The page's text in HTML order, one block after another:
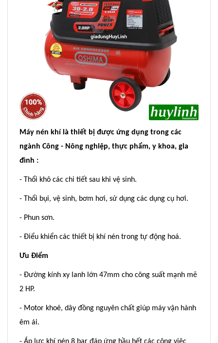
Máy nén khí là thiết bị được ứng dụng trong các
ngành Công - Nông nghiệp, thực phẩm, y khoa, gia
đình :
- Thổi khô các chi tiết sau khi vệ sinh.
- Thổi bụi, vệ sinh, bơm hơi, sử dụng các dụng cụ hơi.
- Phun sơn.
- Điểu khiển các thiết bị khí nén trong tự động hoá.
Ưu Điểm
- Đường kính xy lanh lớn 47mm cho công suất mạnh mẽ
2 HP.
- Motor khoẻ, dây đồng nguyên chất giúp máy vận hành
êm ái.